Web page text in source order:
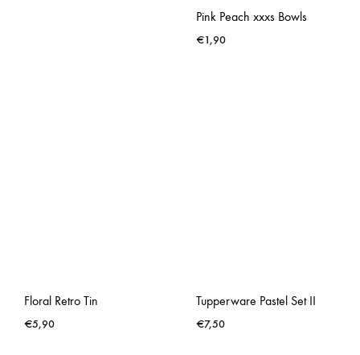
Pink Peach xxxs Bowls
€1,90
Floral Retro Tin
€5,90
Tupperware Pastel Set II
€7,50